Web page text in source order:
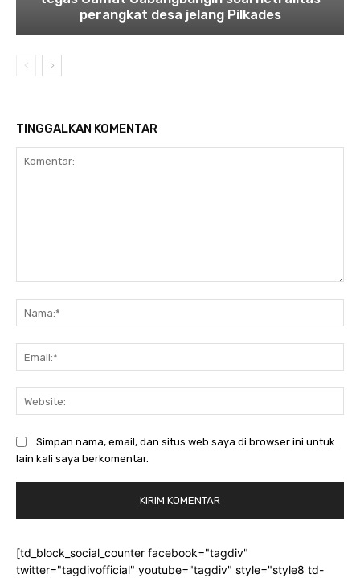
perangkat desa jelang Pilkades
TINGGALKAN KOMENTAR
Simpan nama, email, dan situs web saya di browser ini untuk
lain kali saya berkomentar.
[td_block_social_counter facebook="tagdiv"
twitter="tagdivofficial" youtube="tagdiv" style="style8 td-